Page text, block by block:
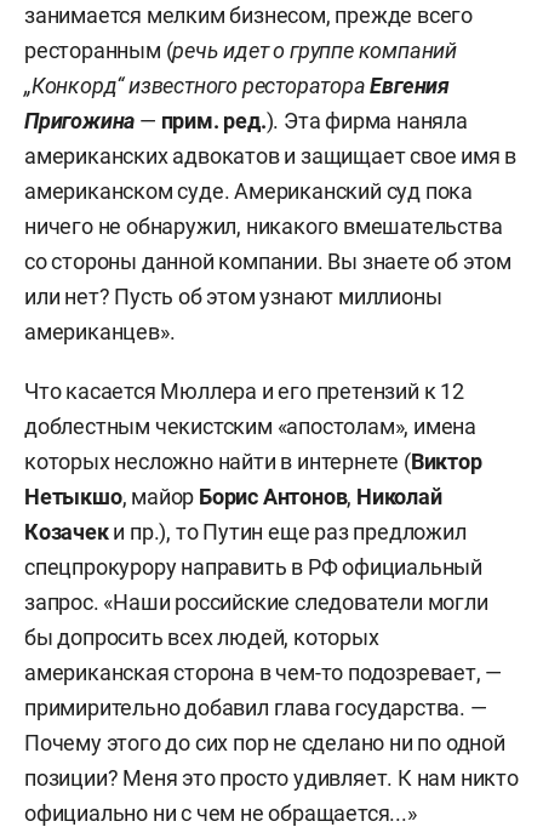
занимается мелким бизнесом, прежде всего
ресторанным (речь идет о группе компаний
„Конкорд“ известного ресторатораЕвгения
Пригожина — прим. ред.). Эта фирма наняла
американских адвокатов и защищает свое имя в
американском суде. Американский суд пока
ничего не обнаружил, никакого вмешательства
со стороны данной компании. Вы знаете об этом
или нет? Пусть об этом узнают миллионы
американцев».
Что касается Мюллера и его претензий к 12
доблестным чекистским «апостолам», имена
которых несложно найти в интернете (Виктор
Нетыкшо, майор Борис Антонов, Николай
Козачеки пр.), то Путин еще раз предложил
спецпрокурору направить в РФ официальный
запрос. «Наши российские следователи могли
бы допросить всех людей, которых
американская сторона в чем-то подозревает, —
примирительно добавил глава государства. —
Почему этого до сих пор не сделано ни по одной
позиции? Меня это просто удивляет. К нам никто
официально ни с чем не обращается...»